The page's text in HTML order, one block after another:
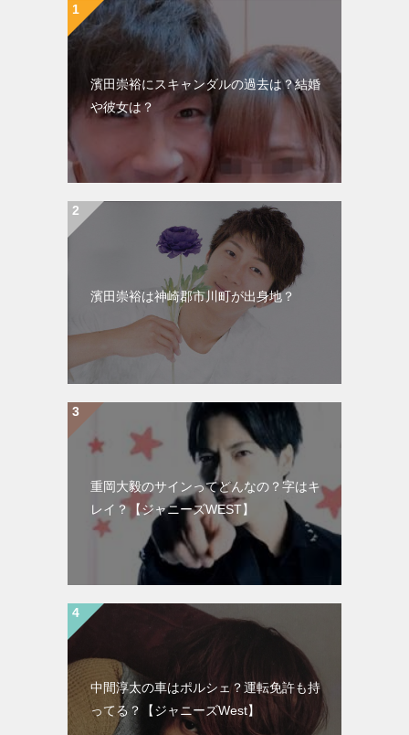
濱田崇裕にスキャンダルの過去は？結婚
や彼女は？
濱田崇裕は神崎郡市川町が出身地？
重岡大毅のサインってどんなの？字はキ
レイ？【ジャニーズWEST】
中間淳太の車はポルシェ？運転免許も持
ってる？【ジャニーズWest】